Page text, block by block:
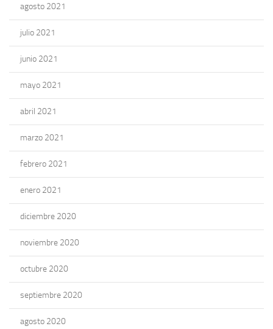
agosto 2021
julio 2021
junio 2021
mayo 2021
abril 2021
marzo 2021
febrero 2021
enero 2021
diciembre 2020
noviembre 2020
octubre 2020
septiembre 2020
agosto 2020